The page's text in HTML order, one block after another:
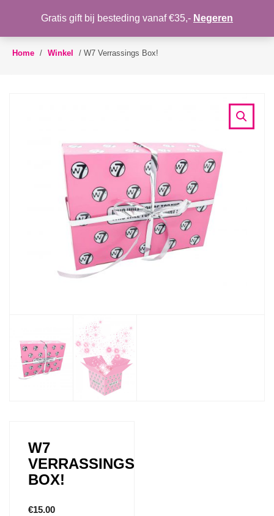
Toggle
WENSLIJST
Home / Winkel / W7 Verrassings Box!
W7
VERRASSINGS
BOX!
€15.00
Gratis gift bij besteding vanaf €35,- Negeren